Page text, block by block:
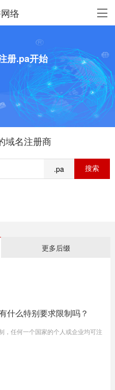
络
册.pa开始
域名注册商
.pa
更多后缀
什么特别要求限制吗？
，任何一个国家的个人或企业均可注